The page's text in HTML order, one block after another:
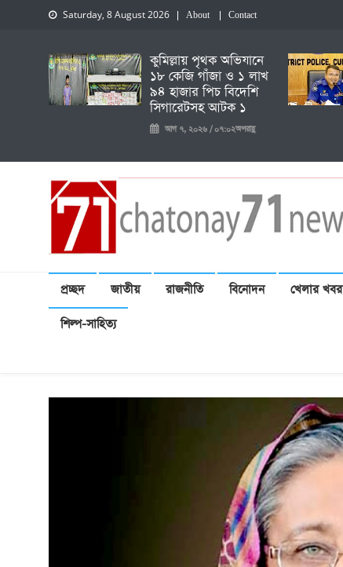
Saturday, 8 August 2026 About Contact
কুমিল্লায় পৃথক অভিযানে
১৮ কেজি গাঁজা ও ১ লাখ
৯৪ হাজার পিচ বিদেশি
সিগারেটসহ আটক ১
আগ ৭, ২০২৬ / ০৭:০২অপরাহ্ণ
প্রচ্ছদ জাতীয় রাজনীতি বিনোদন খেলার খবর
শিল্প-সাহিত্য